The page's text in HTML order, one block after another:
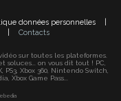
données personnelles
Contacts
sur toutes les plateformes.
soluces... on vous dit tout ! PC,
PS3, Xbox 360, Nintendo Switch,
Xbox Game Pass...